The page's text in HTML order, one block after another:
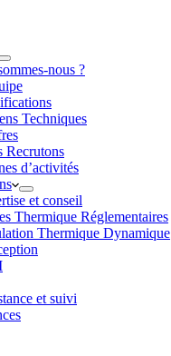
nous ?
Techniques
Recrutons
d’activités
et conseil
Thermique Réglementaires
Thermique Dynamique
et suivi